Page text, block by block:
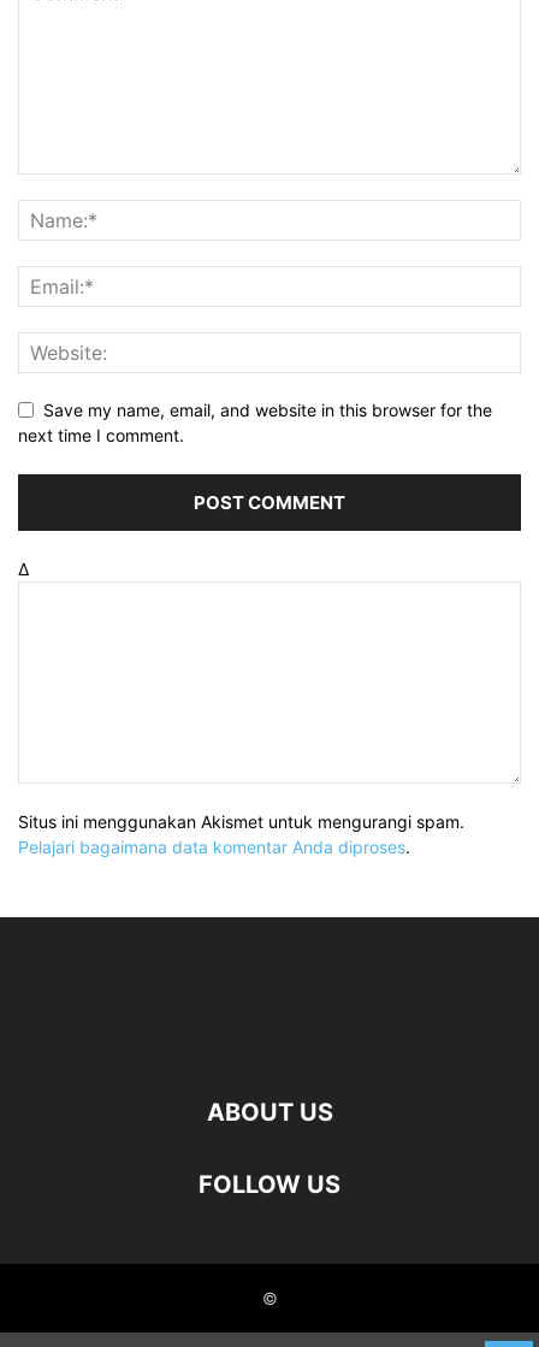
Save my name, email, and website in this browser for the
next time I comment.
Δ
Situs ini menggunakan Akismet untuk mengurangi spam.
Pelajari bagaimana data komentar Anda diproses.
ABOUT US
FOLLOW US
©